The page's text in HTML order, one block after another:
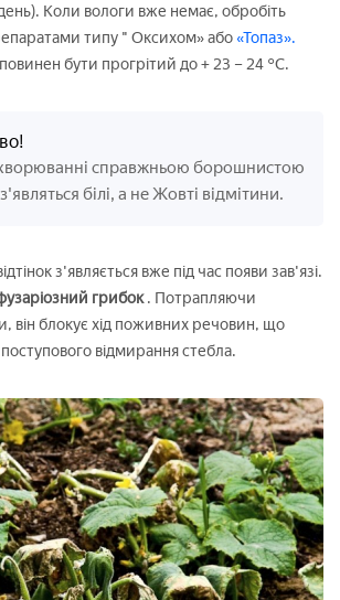
Коли вологи вже немає, обробіть
типу " Оксихом» або«Топаз».
бути прогрітий до + 23 – 24 °С.
справжньою борошнистою
білі, а не Жовті відмітини.
з'являється вже під час появи зав'язі.
грибок. Потрапляючи
він блокує хід поживних речовин, що
відмирання стебла.